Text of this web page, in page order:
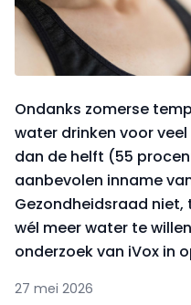
Ondanks zomerse
water drinken voor
dan de helft (55
aanbevolen inname
Gezondheidsraad
wél meer water te
onderzoek van iVox in
27 mei 2026